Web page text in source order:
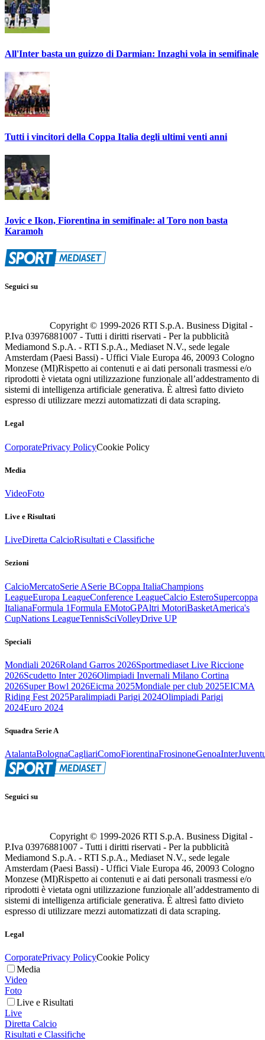
All'Inter basta un guizzo di Darmian: Inzaghi vola in semifinale
Tutti i vincitori della Coppa Italia degli ultimi venti anni
Jovic e Ikon, Fiorentina in semifinale: al Toro non basta
Karamoh
Seguici su
Copyright © 1999-2026 RTI S.p.A. Business Digital -
P.Iva 03976881007 - Tutti i diritti riservati - Per la pubblicità
Mediamond S.p.A. - RTI S.p.A., Mediaset N.V., sede legale
Amsterdam (Paesi Bassi) - Uffici Viale Europa 46, 20093 Cologno
Monzese (MI)Rispetto ai contenuti e ai dati personali trasmessi e/o
riprodotti è vietata ogni utilizzazione funzionale all’addestramento di
sistemi di intelligenza artificiale generativa. È altresì fatto divieto
espresso di utilizzare mezzi automatizzati di data scraping.
Legal
CorporatePrivacy PolicyCookie Policy
Media
VideoFoto
Live e Risultati
LiveDiretta CalcioRisultati e Classifiche
Sezioni
CalcioMercatoSerie ASerie BCoppa ItaliaChampions
LeagueEuropa LeagueConference LeagueCalcio EsteroSupercoppa
ItalianaFormula 1Formula EMotoGPAltri MotoriBasketAmerica's
CupNations LeagueTennisSciVolleyDrive UP
Speciali
Mondiali 2026Roland Garros 2026Sportmediaset Live Riccione
2026Scudetto Inter 2026Olimpiadi Invernali Milano Cortina
2026Super Bowl 2026Eicma 2025Mondiale per club 2025EICMA
Riding Fest 2025Paralimpiadi Parigi 2024Olimpiadi Parigi
2024Euro 2024
Squadra Serie A
AtalantaBolognaCagliariComoFiorentinaFrosinoneGenoaInter
Seguici su
Copyright © 1999-2026 RTI S.p.A. Business Digital -
P.Iva 03976881007 - Tutti i diritti riservati - Per la pubblicità
Mediamond S.p.A. - RTI S.p.A., Mediaset N.V., sede legale
Amsterdam (Paesi Bassi) - Uffici Viale Europa 46, 20093 Cologno
Monzese (MI)Rispetto ai contenuti e ai dati personali trasmessi e/o
riprodotti è vietata ogni utilizzazione funzionale all’addestramento di
sistemi di intelligenza artificiale generativa. È altresì fatto divieto
espresso di utilizzare mezzi automatizzati di data scraping.
Legal
CorporatePrivacy PolicyCookie Policy
Media
Video
Foto
Live e Risultati
Live
Diretta Calcio
Risultati e Classifiche